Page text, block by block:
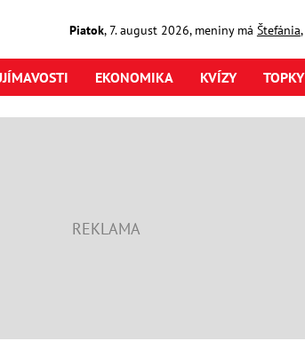
Piatok,7. august2026, meniny má Štefánia
EKONOMIKA KVÍZY